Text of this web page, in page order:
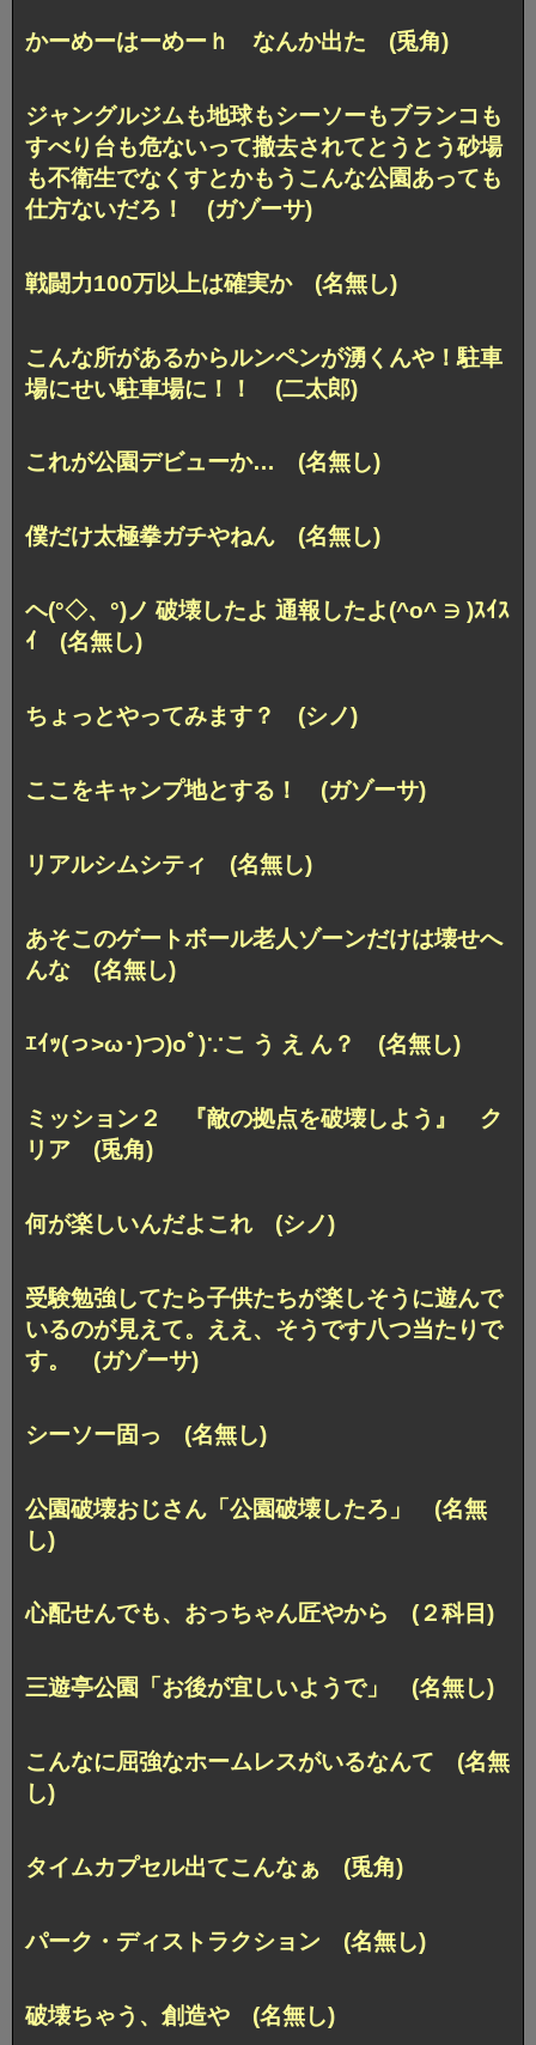
かーめーはーめーｈ なんか出た (兎角)
ジャングルジムも地球もシーソーもブランコも
すべり台も危ないって撤去されてとうとう砂場
も不衛生でなくすとかもうこんな公園あっても
仕方ないだろ！ (ガゾーサ)
戦闘力100万以上は確実か (名無し)
こんな所があるからルンペンが湧くんや！駐車
場にせい駐車場に！！ (二太郎)
これが公園デビューか… (名無し)
僕だけ太極拳ガチやねん (名無し)
ヘ(°◇、°)ノ 破壊したよ 通報したよ(^o^ ∋ )ｽｲｽ
ｲ (名無し)
ちょっとやってみます？ (シノ)
ここをキャンプ地とする！ (ガゾーサ)
リアルシムシティ (名無し)
あそこのゲートボール老人ゾーンだけは壊せへ
んな (名無し)
ｴｲｯ(っ>ω･)つ)oﾟ)∵こ う え ん？ (名無し)
ミッション２ 『敵の拠点を破壊しよう』 ク
リア (兎角)
何が楽しいんだよこれ (シノ)
受験勉強してたら子供たちが楽しそうに遊んで
いるのが見えて。ええ、そうです八つ当たりで
す。 (ガゾーサ)
シーソー固っ (名無し)
公園破壊おじさん「公園破壊したろ」 (名無
し)
心配せんでも、おっちゃん匠やから (２科目)
三遊亭公園「お後が宜しいようで」 (名無し)
こんなに屈強なホームレスがいるなんて (名無
し)
タイムカプセル出てこんなぁ (兎角)
パーク・ディストラクション (名無し)
破壊ちゃう、創造や (名無し)